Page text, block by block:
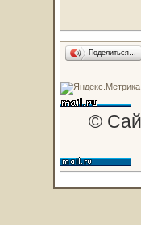
Поделиться…
©